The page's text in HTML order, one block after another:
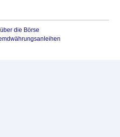
die Börse